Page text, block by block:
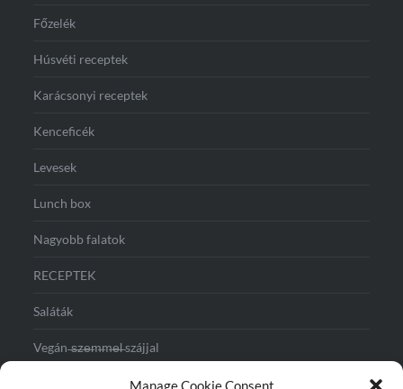
Manage Cookie Consent
Főzelék
Húsvéti receptek
Karácsonyi receptek
Kenceficék
Levesek
Lunch box
Nagyobb falatok
RECEPTEK
Saláták
Vegán ̶s̶z̶e̶m̶m̶e̶l̶ szájjal